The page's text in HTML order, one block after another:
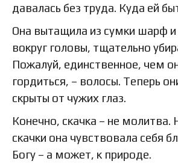
давалась без труда. Куда ей
Она вытащила из сумки шарф
вокруг головы, тщательно
Пожалуй, единственное, чем
гордиться, – волосы. Теперь
скрыты от чужих глаз.
Конечно, скачка – не
скачки она чувствовала себя
Богу – а может, к природе.